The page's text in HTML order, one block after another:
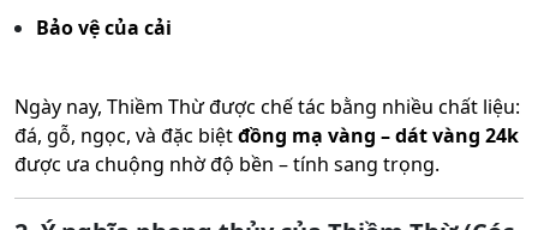
Bảo vệ của cải
Ngày nay, Thiềm Thừ được chế tác bằng nhiều chất liệu:
đá, gỗ, ngọc, và đặc biệtđồng mạ vàng – dát vàng 24k
được ưa chuộng nhờ độ bền – tính sang trọng.